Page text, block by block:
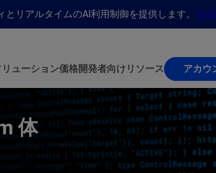
リアルタイムのAI利用制御を提供します。 詳
リューション価格開発者向け リソース アカウ
体